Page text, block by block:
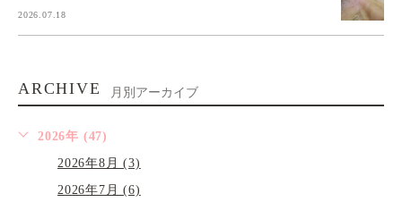
2026.07.18
ARCHIVE 月別アーカイブ
2026年 (47)
2026年8月 (3)
2026年7月 (6)